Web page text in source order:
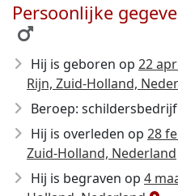
Persoonlijke
Hij is geboren op 22
Rijn, Zuid-Holland,
Beroep:
Hij is overleden op 28
Zuid-Holland, Nederland
Hij is begraven op 4